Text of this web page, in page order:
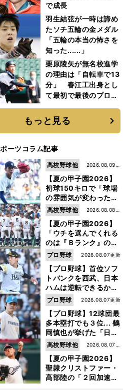
で成長
羽生結弦が一時は諦め
たソチ五輪の金メダル
「五輪の本当の怖さを
知った......」
栗原陵矢が無名校進学
の理由は「自転車で13
分」 春江工出身とし
て最初で最後のプロ野
もっと見る
ーツコラム記事
【夏の甲子園2026】
初球150キロで「球場
の雰囲気が変わった」
29年ぶり白星を呼ん
だ大分商・平田玲翔の
底知れぬ才能
2026.08.09更
高校野球他
【夏の甲子園2026】
「ウチを選んでくれる
のは『Ｂランク』の選
手たち」 八幡商が15
年ぶり甲子園をつかん
だ"名門復活"の舞台裏
2026.08.08更
高校野球他
【プロ野球】首位ソフ
トバンクを西武、日本
ハムは逆転できるか？
鶴岡慎也が挙げる終
盤戦のキーマン３人
2026.08.07更新
プロ野球
【プロ野球】12球団最
多本塁打でも３位... 鶴
岡慎也が挙げた「日本
ハムの誤算」とソフト
バンク追撃のカギ
2026.08.07更新
プロ野球
【夏の甲子園2026】
聖隷クリストファー・
高部陸の「２回加速す
2026.08.07更
高校野球他